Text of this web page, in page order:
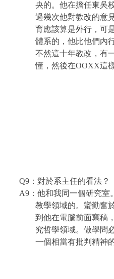
央的。他在擔任東吳
過幾次他對教改的意
育應該算是外行，可
體系的，他比他們內
不然這十年教改，有
懂，然後在OOXX這
Q9 ：對於系主任的看法？
A9 ：他和我同一個研究
教學領域的。蠻勤奮
到他在電腦前面寫稿
究哲學領域。做學問
一個相當有批判精神